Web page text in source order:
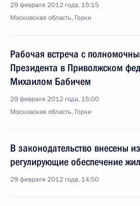
29 февраля 2012 года, 15:15
Московская область, Горки
Рабочая встреча с
Президента в Приволжском
Михаилом Бабичем
29 февраля 2012 года, 15:00
Московская область, Горки
В законодательство внесены
регулирующие обеспечение
29 февраля 2012 года, 14:50